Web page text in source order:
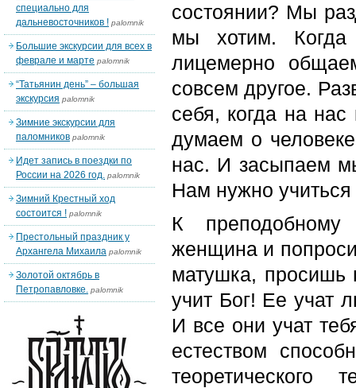
состоянии? Мы
мы хотим.
лицемерно
совсем другое.
себя, когда на
думаем о
нас. И засыпаем
Нам нужно
К преподобному
женщина и
матушка, просишь
учит Бог! Ее учат
И все они учат
естеством
специально для
дальневосточников ! palomnik
Большие экскурсии для всех в
феврале и марте palomnik
“Татьянин день” – большая
экскурсия palomnik
Зимние экскурсии для
паломников palomnik
Идет запись в поездки по
России на 2026 год. palomnik
Зимний Крестный ход
состоится ! palomnik
Престольный праздник у
Архангела Михаила palomnik
Золотой октябрь в
Петропавловке. palomnik